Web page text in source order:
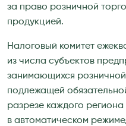
за право розничной
продукцией.
Налоговый комитет
из числа субъектов
занимающихся
подлежащей
разрезе каждого
в автоматическом